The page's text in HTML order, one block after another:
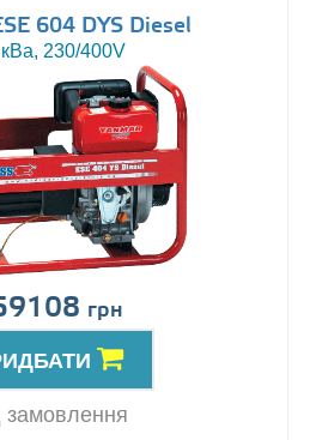
604 DYS Diesel
230/400V
грн
замовлення